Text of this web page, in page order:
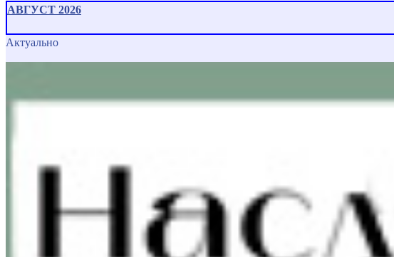
АВГУСТ 2026
Актуально